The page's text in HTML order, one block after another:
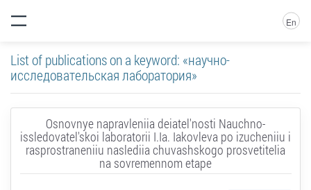
En
List of publications on a keyword: «научно-
исследовательская лаборатория»
Osnovnye napravleniia deiatel'nosti Nauchno-
issledovatel'skoi laboratorii I.Ia. Iakovleva po izucheniiu i
rasprostraneniiu naslediia chuvashskogo prosvetitelia
na sovremennom etape